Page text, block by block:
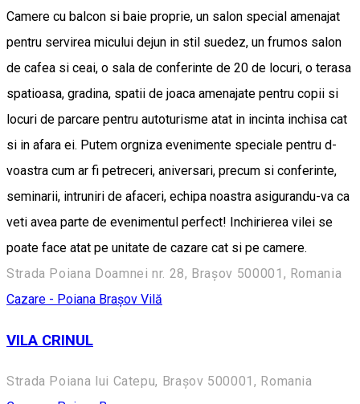
Camere cu balcon si baie proprie, un salon special amenajat
pentru servirea micului dejun in stil suedez, un frumos salon
de cafea si ceai, o sala de conferinte de 20 de locuri, o terasa
spatioasa, gradina, spatii de joaca amenajate pentru copii si
locuri de parcare pentru autoturisme atat in incinta inchisa cat
si in afara ei. Putem orgniza evenimente speciale pentru d-
voastra cum ar fi petreceri, aniversari, precum si conferinte,
seminarii, intruniri de afaceri, echipa noastra asigurandu-va ca
veti avea parte de evenimentul perfect! Inchirierea vilei se
poate face atat pe unitate de cazare cat si pe camere.
Strada Poiana Doamnei nr. 28, Brașov 500001, Romania
Cazare - Poiana Brașov Vilă
VILA CRINUL
Strada Poiana lui Catepu, Brașov 500001, Romania